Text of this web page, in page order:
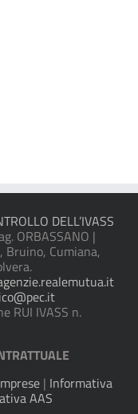
DELL’IVASS
ORBASSANO |
Bruino, Cumiana,
RUI IVASS n.
| Informativa
AAS